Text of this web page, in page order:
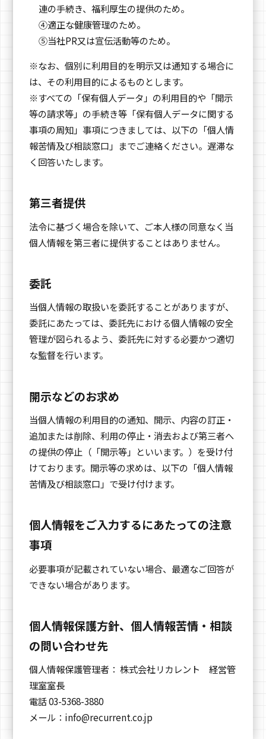
連の手続き、福利厚生の提供のため。
④適正な健康管理のため。
⑤当社PR又は宣伝活動等のため。
※なお、個別に利用目的を明示又は通知する場合に
は、その利用目的によるものとします。
※すべての「保有個人データ」の利用目的や「開示
等の請求等」の手続き等「保有個人データに関する
事項の周知」事項につきましては、以下の「個人情
報苦情及び相談窓口」までご連絡ください。遅滞な
く回答いたします。
第三者提供
法令に基づく場合を除いて、ご本人様の同意なく当
個人情報を第三者に提供することはありません。
委託
当個人情報の取扱いを委託することがありますが、
委託にあたっては、委託先における個人情報の安全
管理が図られるよう、委託先に対する必要かつ適切
な監督を行います。
開示などのお求め
当個人情報の利用目的の通知、開示、内容の訂正・
追加または削除、利用の停止・消去および第三者へ
の提供の停止（「開示等」といいます。）を受け付
けております。開示等の求めは、以下の「個人情報
苦情及び相談窓口」で受け付けます。
個人情報をご入力するにあたっての注意
事項
必要事項が記載されていない場合、最適なご回答が
できない場合があります。
個人情報保護方針、個人情報苦情・相談
の問い合わせ先
個人情報保護管理者： 株式会社リカレント 経営管
理室室長
電話 03-5368-3880
メール： info@recurrent.co.jp